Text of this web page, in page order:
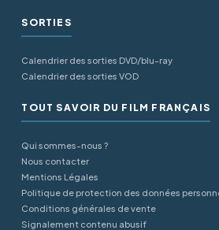
SORTIES
Calendrier des sorties DVD/blu-ray
Calendrier des sorties VOD
TOUT SAVOIR DU FILM FRANÇAIS
Qui sommes-nous ?
Nous contacter
Mentions Légales
Politique de protection des données
Conditions générales de vente
Signalement contenu abusif